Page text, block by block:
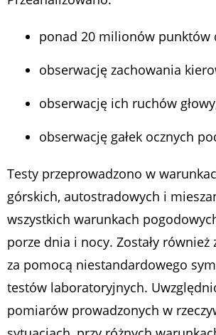
ponad 20 milionów punktów
obserwację zachowania
obserwację ich ruchów
obserwację gałek ocznych
Testy przeprowadzono w
górskich, autostradowych i
wszystkich warunkach
porze dnia i nocy. Zostały również
za pomocą niestandardowego
testów laboratoryjnych.
pomiarów prowadzonych w